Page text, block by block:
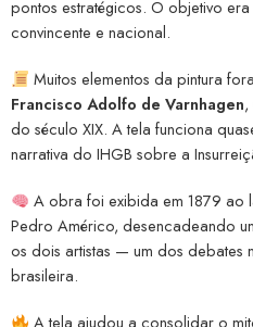
pontos estratégicos. O objetivo
convincente e nacional.
Muitos elementos da pintura
Francisco Adolfo de Varnhagen,
do século XIX. A tela funciona
narrativa do IHGB sobre a
A obra foi exibida em 1879 ao
Pedro Américo, desencadeando
os dois artistas — um dos debates
brasileira.